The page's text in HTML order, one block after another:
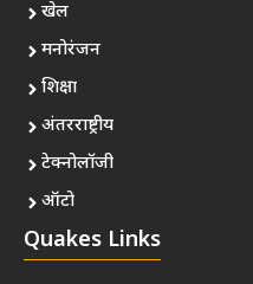
खेल
मनोरंजन
शिक्षा
अंतरराष्ट्रीय
टेक्नोलॉजी
ऑटो
Quakes Links